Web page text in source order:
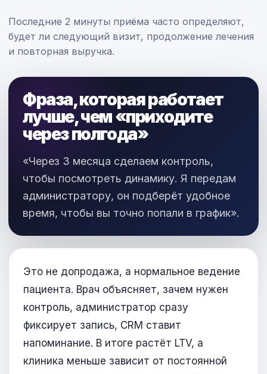
Последние 2 минуты приёма часто определяют,
будет ли следующий визит, продолжение лечения
и повторная выручка.
Фраза, которая работает
лучше, чем «приходите
через полгода»
«Через 3 месяца сделаем контроль,
чтобы посмотреть динамику. Я передам
администратору, он подберёт удобное
время, чтобы вы точно попали в график».
Это не допродажа, а нормальное ведение
пациента. Врач объясняет, зачем нужен
контроль, администратор сразу
фиксирует запись, CRM ставит
напоминание. В итоге растёт LTV, а
клиника меньше зависит от постоянной